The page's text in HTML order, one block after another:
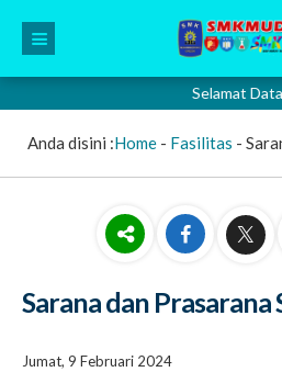
Selamat Datang
Anda disini :Home- Fasilitas -
Sarana dan Prasarana
Jumat, 9 Februari 2024